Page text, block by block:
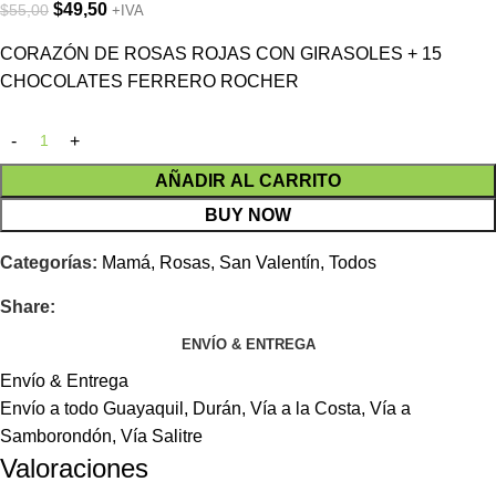
$55,00 $49,50 +IVA
CORAZÓN DE ROSAS ROJAS CON GIRASOLES + 15
CHOCOLATES FERRERO ROCHER
AÑADIR AL CARRITO
BUY NOW
Categorías: Mamá, Rosas, San Valentín, Todos
Share:
ENVÍO & ENTREGA
Envío & Entrega
Envío a todo Guayaquil, Durán, Vía a la Costa, Vía a
Samborondón, Vía Salitre
Valoraciones